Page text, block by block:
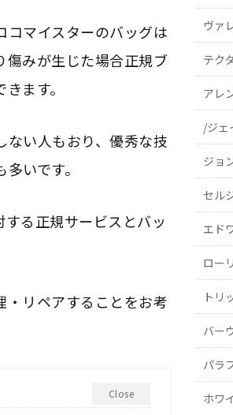
マイスターのバッグは
傷みが生じた場合正規ブ
ます。
ない人もおり、優秀な技
いです。
る正規サービスとバッ
・リペアすることをお考
Close
ヴァ
テク
アレ
/ジェ
ジョ
セル
エド
ロー
トリ
バー
パラ
ホワ